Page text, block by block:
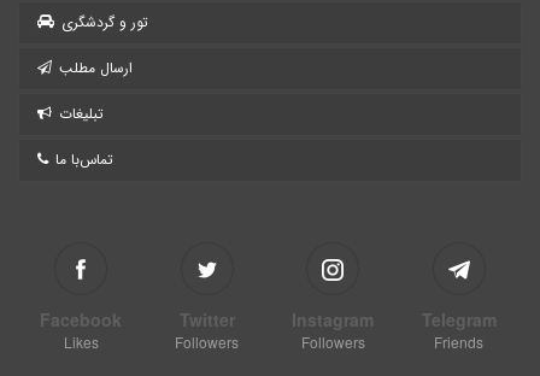
تور و گردشگری
ارسال مطلب
تبلیغات
تماس‌با ما
Facebook
Likes
Twitter
Followers
Instagram
Followers
Telegram
Friends